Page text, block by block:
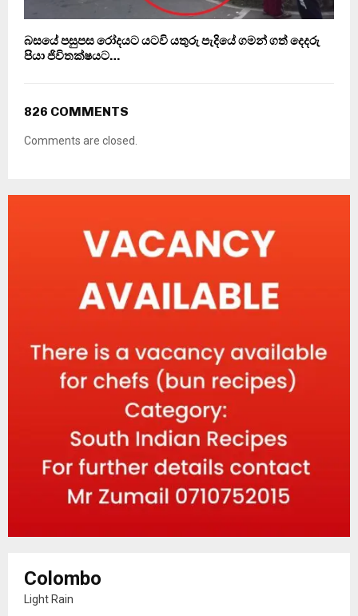
බසයේ පසුපස රෝදයට යටවි යතුරු පැදියේ ගමන් ගත් දෙදරු
පියා ජිවිතක්ෂයට…
826 COMMENTS
Comments are closed.
Colombo
Light Rain